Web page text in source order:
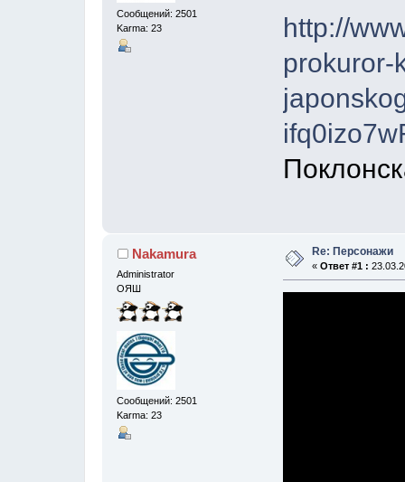
Сообщений: 2501
Karma: 23
http://
prokuror-
Nakamura
Administrator
ОЯШ
Сообщений: 2501
Karma: 23
Re: Персонажи
« Ответ #1 :